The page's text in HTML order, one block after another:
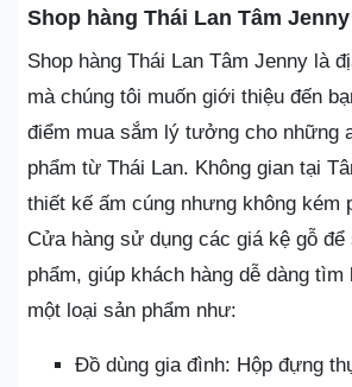
Shop hàng Thái Lan Tâm Jenny
Shop hàng Thái Lan Tâm Jenny là
mà chúng tôi muốn giới thiệu đến
điểm mua sắm lý tưởng cho những
phẩm từ Thái Lan. Không gian tại
thiết kế ấm cúng nhưng không kém
Cửa hàng sử dụng các giá kệ gỗ để
phẩm, giúp khách hàng dễ dàng
một loại sản phẩm như:
Đồ dùng gia đình: Hộp đựng